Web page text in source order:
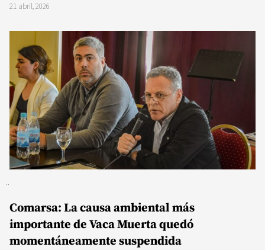
21 abril, 2026
Comarsa: La causa ambiental más
importante de Vaca Muerta quedó
momentáneamente suspendida